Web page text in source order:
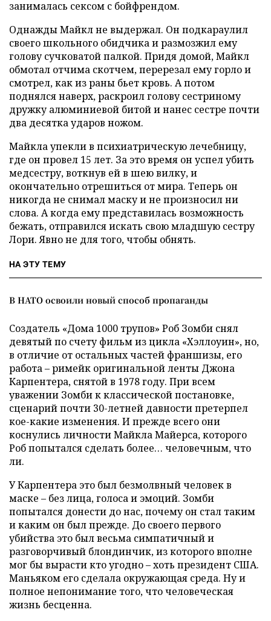
занималась сексом с бойфрендом.
Однажды Майкл не выдержал. Он подкараулил
своего школьного обидчика и размозжил ему
голову сучковатой палкой. Придя домой, Майкл
обмотал отчима скотчем, перерезал ему горло и
смотрел, как из раны бьет кровь. А потом
поднялся наверх, раскроил голову сестриному
дружку алюминиевой битой и нанес сестре почти
два десятка ударов ножом.
Майкла упекли в психиатрическую лечебницу,
где он провел 15 лет. За это время он успел убить
медсестру, воткнув ей в шею вилку, и
окончательно отрешиться от мира. Теперь он
никогда не снимал маску и не произносил ни
слова. А когда ему представилась возможность
бежать, отправился искать свою младшую сестру
Лори. Явно не для того, чтобы обнять.
НА ЭТУ ТЕМУ
В НАТО освоили новый способ пропаганды
Создатель «Дома 1000 трупов» Роб Зомби снял
девятый по счету фильм из цикла «Хэллоуин», но,
в отличие от остальных частей франшизы, его
работа – римейк оригинальной ленты Джона
Карпентера, снятой в 1978 году. При всем
уважении Зомби к классической постановке,
сценарий почти 30-летней давности претерпел
кое-какие изменения. И прежде всего они
коснулись личности Майкла Майерса, которого
Роб попытался сделать более… человечным, что
ли.
У Карпентера это был безмолвный человек в
маске – без лица, голоса и эмоций. Зомби
попытался донести до нас, почему он стал таким
и каким он был прежде. До своего первого
убийства это был весьма симпатичный и
разговорчивый блондинчик, из которого вполне
мог бы вырасти кто угодно – хоть президент США.
Маньяком его сделала окружающая среда. Ну и
полное непонимание того, что человеческая
жизнь бесценна.